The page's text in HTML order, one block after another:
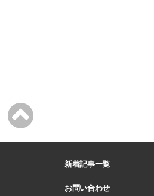
新着記事一覧
お問い合わせ